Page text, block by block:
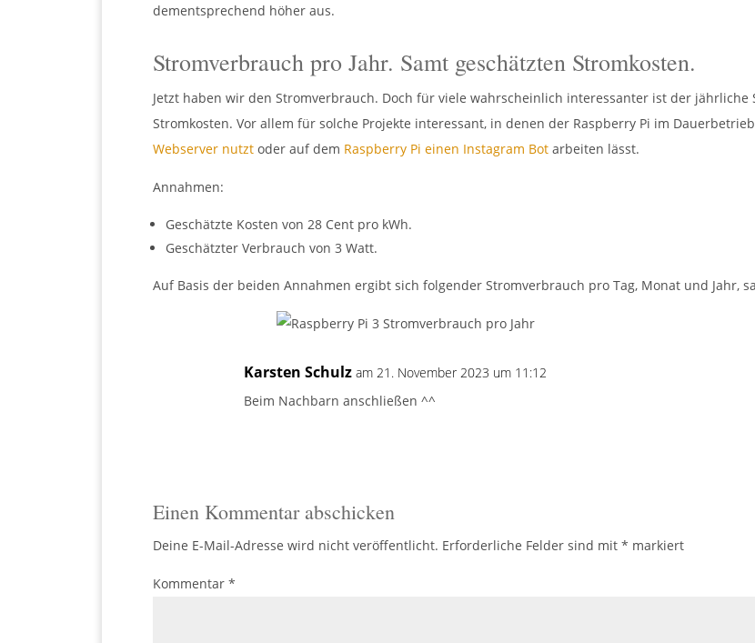
dementsprechend höher aus.
Stromverbrauch pro Jahr. Samt geschätzten Stromkosten.
Jetzt haben wir den Stromverbrauch. Doch für viele wahrscheinlich interessanter ist der jährliche
Stromkosten. Vor allem für solche Projekte interessant, in denen der Raspberry Pi im
Webserver nutzt oder auf dem Raspberry Pi einen Instagram Bot arbeiten lässt.
Annahmen:
Geschätzte Kosten von 28 Cent pro kWh.
Geschätzter Verbrauch von 3 Watt.
Auf Basis der beiden Annahmen ergibt sich folgender Stromverbrauch pro Tag, Monat und Jahr,
Karsten Schulz am 21. November 2023 um 11:12
Beim Nachbarn anschließen ^^
Einen Kommentar abschicken
Deine E-Mail-Adresse wird nicht veröffentlicht. Erforderliche Felder sind mit * markiert
Kommentar *